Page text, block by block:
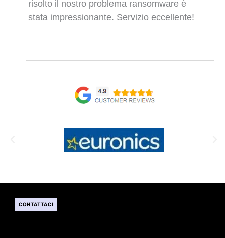
risolto il nostro problema ransomware è
stata impressionante. Servizio eccellente!
CONTATTACI